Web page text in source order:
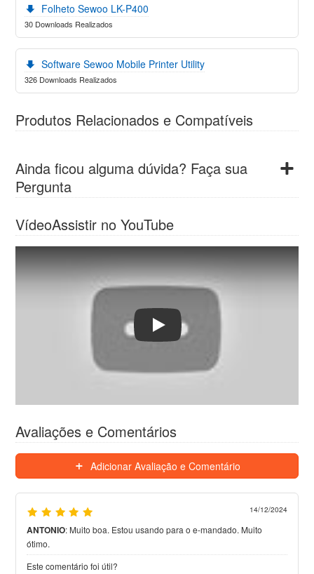
Folheto Sewoo LK-P400
30 Downloads Realizados
Software Sewoo Mobile Printer Utility
326 Downloads Realizados
Produtos Relacionados e Compatíveis
Ainda ficou alguma dúvida? Faça sua
Pergunta
VídeoAssistir no YouTube
Play
Avaliações e Comentários
Adicionar Avaliação e Comentário
14/12/2024
ANTONIO: Muito boa. Estou usando para o e-mandado. Muito
ótimo.
Este comentário foi útil?